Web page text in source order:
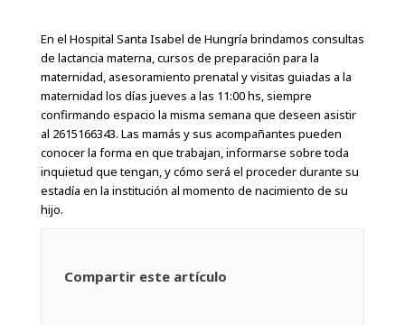
En el Hospital Santa Isabel de Hungría brindamos consultas
de lactancia materna, cursos de preparación para la
maternidad, asesoramiento prenatal y visitas guiadas a la
maternidad los días jueves a las 11:00 hs, siempre
confirmando espacio la misma semana que deseen asistir
al 2615166343. Las mamás y sus acompañantes pueden
conocer la forma en que trabajan, informarse sobre toda
inquietud que tengan, y cómo será el proceder durante su
estadía en la institución al momento de nacimiento de su
hijo.
Compartir este artículo